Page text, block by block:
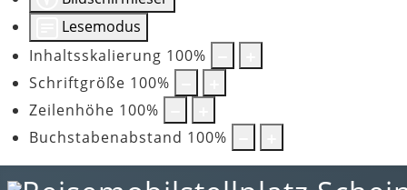
Lesemodus
Inhaltsskalierung 100%
Schriftgröße 100%
Zeilenhöhe 100%
Buchstabenabstand 100%